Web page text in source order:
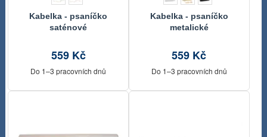
Kabelka - psaníčko
saténové
559 Kč
Do 1–3 pracovních dnů
Kabelka - psaníčko
metalické
559 Kč
Do 1–3 pracovních dnů